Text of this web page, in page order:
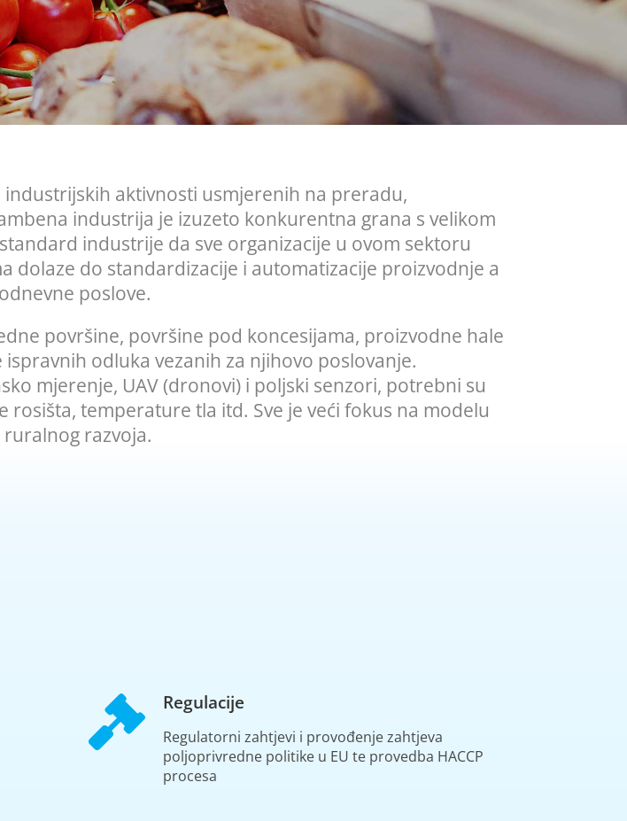
aktivnosti usmjerenih na preradu,
industrija je izuzeto konkurentna grana s velikom
industrije da sve organizacije u ovom sektoru
do standardizacije i automatizacije proizvodnje a
poslove.
površine, površine pod koncesijama, proizvodne hale
odluka vezanih za njihovo poslovanje.
mjerenje, UAV (dronovi) i poljski senzori, potrebni su
temperature tla itd. Sve je veći fokus na modelu
razvoja.
Regulacije
Regulatorni zahtjevi i provođenje zahtjeva
poljoprivredne politike u EU te provedba HACCP
procesa